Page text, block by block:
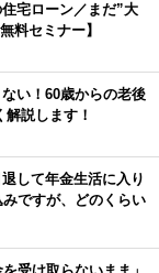
宅ローン／まだ”大
料セミナー】
い！60歳からの老後
説します！
して年金生活に入り
ですが、どのくらい
受け取らないまま」